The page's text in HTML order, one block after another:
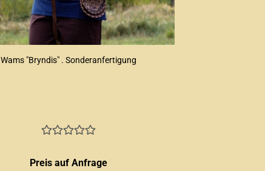
Wams "Bryndis" . Sonderanfertigung
Preis auf Anfrage